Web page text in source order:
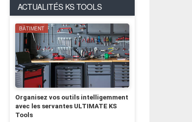
ACTUALITÉS KS TOOLS
BÂTIMENT
Organisez vos outils intelligemment
avec les servantes ULTIMATE KS
Tools